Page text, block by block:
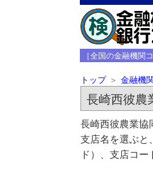
［全国の金融機関
トップ 金融機
長崎西彼農
長崎西彼農業協
支店名を選ぶと
ド）、支店コー